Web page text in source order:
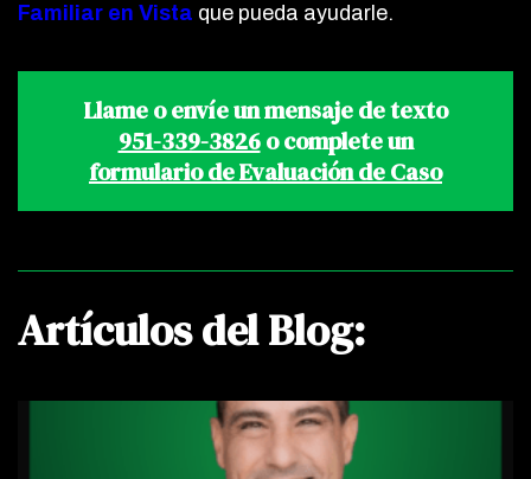
Familiar en Vista que pueda ayudarle.
Llame o envíe un mensaje de texto
951-339-3826o complete un
formulario de Evaluación de Caso
Artículos del Blog: